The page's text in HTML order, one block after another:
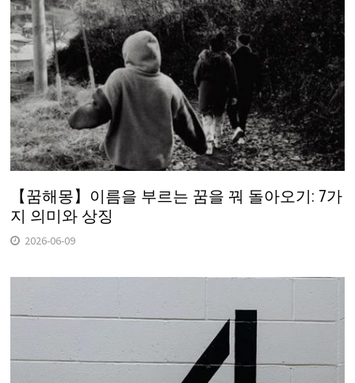
【꿈해몽】이름을 부르는 꿈을 꿔 돌아오기: 7가
지 의미와 상징
2026-06-09